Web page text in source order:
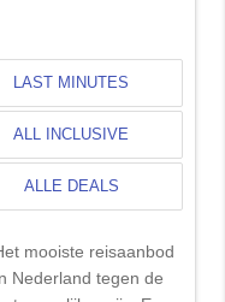
LAST MINUTES
ALL INCLUSIVE
ALLE DEALS
mooiste reisaanbod
Nederland tegen de